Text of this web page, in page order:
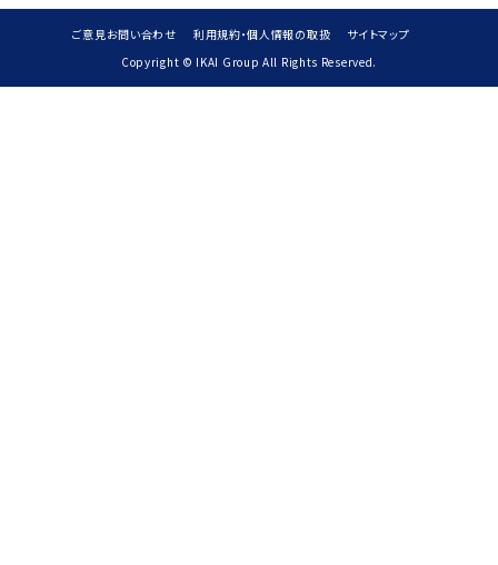
ご意見お問い合わせ 利用規約・個人情報の取扱
サイトマップ
Copyright © IKAI Group All Rights Reserved.